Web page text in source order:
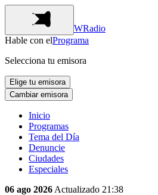
WRadio
Hable con elPrograma
Selecciona tu emisora
Elige tu emisora
Cambiar emisora
Inicio
Programas
Tema del Día
Denuncie
Ciudades
Especiales
06 ago 2026 Actualizado 21:38